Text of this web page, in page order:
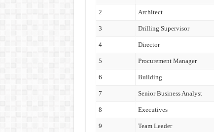
2 Architect
3 Drilling Supervisor
4 Director
5 Procurement Manager
6 Building
7 Senior Business Analyst
8 Executives
9 Team Leader